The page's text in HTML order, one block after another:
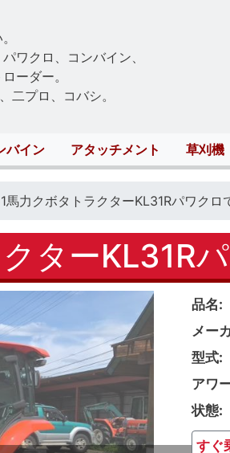
ワクロ、コンバイン、
ーダー。
二プロ、コバシ。
バイン アタッチメント 草刈機
馬力クボタトラクターKL31Rパワクロ
ターKL31Rパ
品名
メー
型式
アワ
状態
すぐ